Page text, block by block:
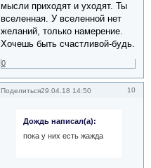
мысли приходят и уходят. Ты
вселенная. У вселенной нет
желаний, только намерение.
Хочешь быть счастливой-будь.
0
Поделиться 10
29.04.18 14:50
Дождь написал(а):
пока у них есть жажда